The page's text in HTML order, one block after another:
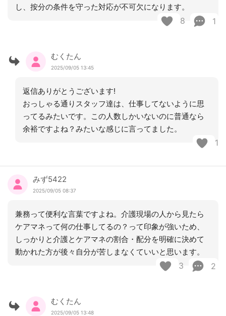
し、按分の条件を守った対応が不可欠になります。
8 1
むくたん
2025/09/05 13:45
返信ありがとうございます!
おっしゃる通りスタッフ達は、仕事してないように思
ってるみたいです。この人数しかいないのに普通なら
余裕ですよね？みたいな感じに言ってました。
1
みず5422
2025/09/05 08:37
兼務って便利な言葉ですよね。介護現場の人から見たら
ケアマネって何の仕事してるの？って印象が強いため、
しっかりと介護とケアマネの割合・配分を明確に決めて
動かれた方が後々自分が苦しまなくていいと思います。
3 2
むくたん
2025/09/05 13:48